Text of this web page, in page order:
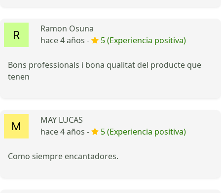
Ramon Osuna
hace 4 años -
5 (Experiencia positiva)
Bons professionals i bona qualitat del producte que
tenen
MAY LUCAS
hace 4 años -
5 (Experiencia positiva)
Como siempre encantadores.